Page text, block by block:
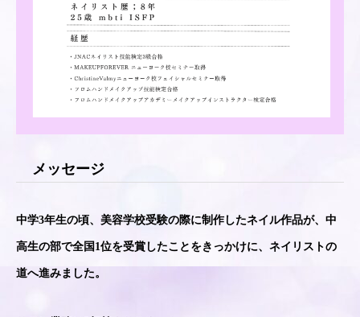
メッセージ
中学3年生の頃、美容学校受験の際に制作したネイル作品が、中
高生の部で全国1位を受賞したことをきっかけに、ネイリストの
道へ進みました。